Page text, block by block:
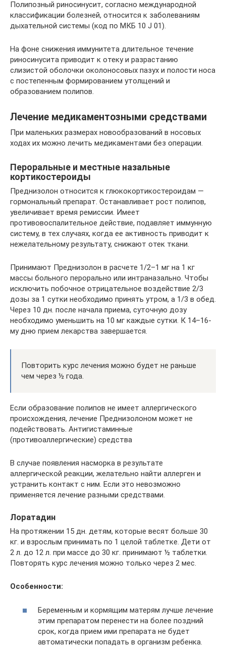
Полипозный риносинусит, согласно международной
классификации болезней, относится к заболеваниям
дыхательной системы (код по МКБ 10 J 01).
На фоне снижения иммунитета длительное течение
риносинусита приводит к отеку и разрастанию
слизистой оболочки околоносовых пазух и полости носа
с постепенным формированием утолщений и
образованием полипов.
Лечение медикаментозными средствами
При маленьких размерах новообразований в носовых
ходах их можно лечить медикаментами без операции.
Пероральные и местные назальные
кортикостероиды
Преднизолон относится к глюкокортикостероидам —
гормональный препарат. Останавливает рост полипов,
увеличивает время ремиссии. Имеет
противовоспалительное действие, подавляет иммунную
систему, в тех случаях, когда ее активность приводит к
нежелательному результату, снижают отек ткани.
Принимают Преднизолон в расчете 1/2–1 мг на 1 кг
массы больного перорально или интраназально. Чтобы
исключить побочное отрицательное воздействие 2/3
дозы за 1 сутки необходимо принять утром, а 1/3 в обед.
Через 10 дн. после начала приема, суточную дозу
необходимо уменьшить на 10 мг каждые сутки. К 14–16-
му дню прием лекарства завершается.
Повторить курс лечения можно будет не раньше
чем через ½ года.
Если образование полипов не имеет аллергического
происхождения, лечение Преднизолоном может не
подействовать. Антигистаминные
(противоаллергические) средства
В случае появления насморка в результате
аллергической реакции, желательно найти аллерген и
устранить контакт с ним. Если это невозможно
применяется лечение разными средствами.
Лоратадин
На протяжении 15 дн. детям, которые весят больше 30
кг. и взрослым принимать по 1 целой таблетке. Дети от
2 л. до 12 л. при массе до 30 кг. принимают ½ таблетки.
Повторять курс лечения можно только через 2 мес.
Особенности:
Беременным и кормящим матерям лучше лечение
этим препаратом перенести на более поздний
срок, когда прием ими препарата не будет
автоматически попадать в организм ребенка.